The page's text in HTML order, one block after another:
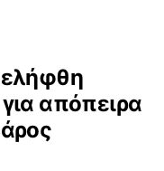
απόπειρα